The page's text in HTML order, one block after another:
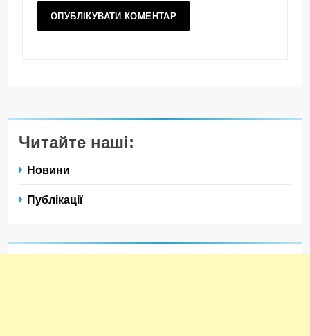
Читайте наші:
Новини
Публікації